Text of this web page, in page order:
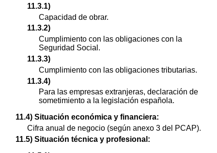
11.3.1)
Capacidad de obrar.
11.3.2)
Cumplimiento con las obligaciones con la
Seguridad Social.
11.3.3)
Cumplimiento con las obligaciones tributarias.
11.3.4)
Para las empresas extranjeras, declaración de
sometimiento a la legislación española.
11.4) Situación económica y financiera:
Cifra anual de negocio (según anexo 3 del PCAP).
11.5) Situación técnica y profesional: